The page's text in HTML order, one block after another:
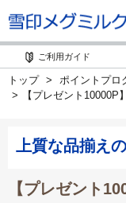
ご利用ガイド
トップ ポイントプロ
【プレゼント10000P
上質な品揃え
【プレゼント